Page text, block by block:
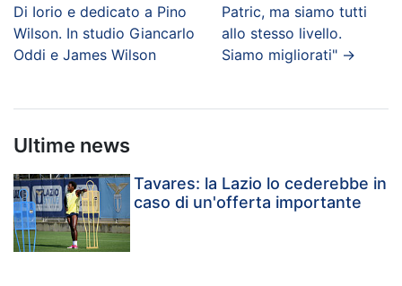
Di Iorio e dedicato a Pino
Wilson. In studio Giancarlo
Oddi e James Wilson
Patric, ma siamo tutti
allo stesso livello.
Siamo migliorati" →
Ultime news
Tavares: la Lazio lo cederebbe in
caso di un'offerta importante